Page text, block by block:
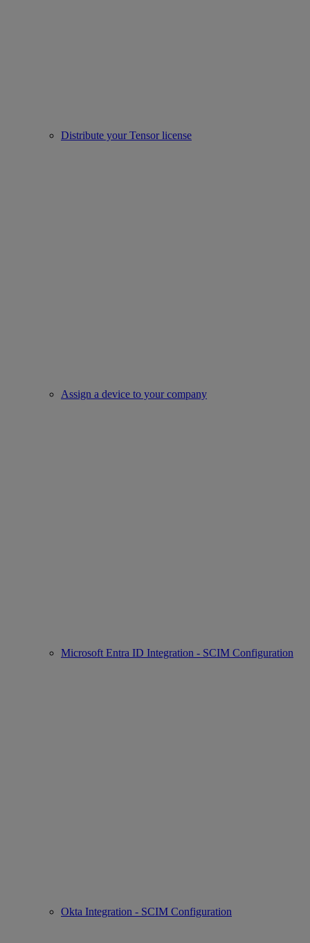
Distribute your Tensor license
Assign a device to your company
Microsoft Entra ID Integration - SCIM Configuration
Okta Integration - SCIM Configuration